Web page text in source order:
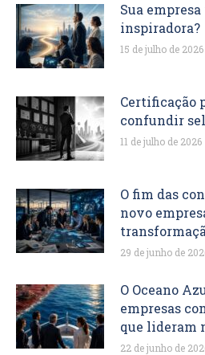
Sua
inspiradora?
15 de julho de 2026
Certificação
confundir
11 de julho de 2026
O fim das
novo
29 de junho de
O Oceano
empresas
que lideram
22 de junho de